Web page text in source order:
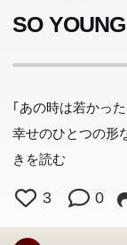
SO YOUNG
｢あの時は若かっ
幸せのひとつの形
きを読む
3 0